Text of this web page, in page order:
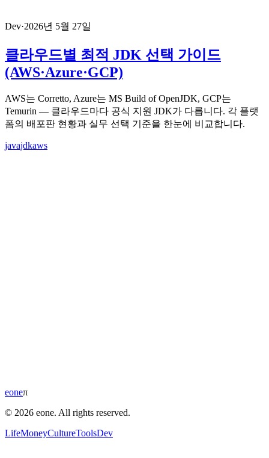
Dev·2026년 5월 27일
클라우드별 최적 JDK 선택 가이드
(AWS·Azure·GCP)
AWS는 Corretto, Azure는 MS Build of OpenJDK, GCP는
Temurin — 클라우드마다 공식 지원 JDK가 다릅니다. 각 플랫
폼의 배포판 현황과 실무 선택 기준을 한눈에 비교합니다.
javajdkaws
eoneπ
© 2026 eone. All rights reserved.
LifeMoneyCultureToolsDev